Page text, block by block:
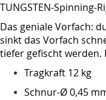
TUNGSTEN-Spinning-
Das geniale Vorfach:
sinkt das Vorfach
tiefer gefischt werden.
Tragkraft 12 kg
Schnur-Ø 0,45